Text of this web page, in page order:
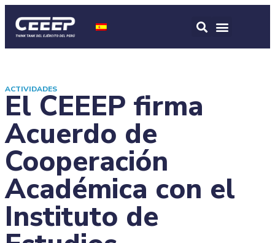
ACTIVIDADES
El CEEEP firma
Acuerdo de
Cooperación
Académica con el
Instituto de